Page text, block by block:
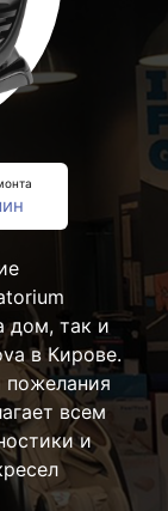
дом, так и
в Кирове.
пожелания
всем
и